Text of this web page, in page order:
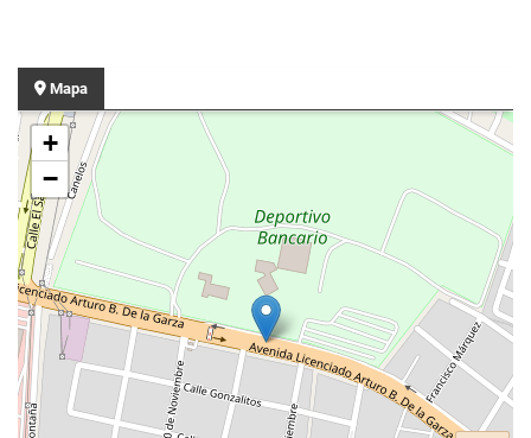
Mapa
+
−